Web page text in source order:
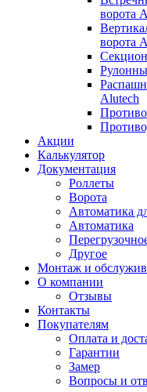
ворота
ворота
Alutech
Акции
Калькулятор
Документация
Роллеты
Ворота
Автоматика
Автоматика
Другое
Монтаж и
О компании
Отзывы
Контакты
Покупателям
Оплата и
Гарантии
Замер
Вопросы и